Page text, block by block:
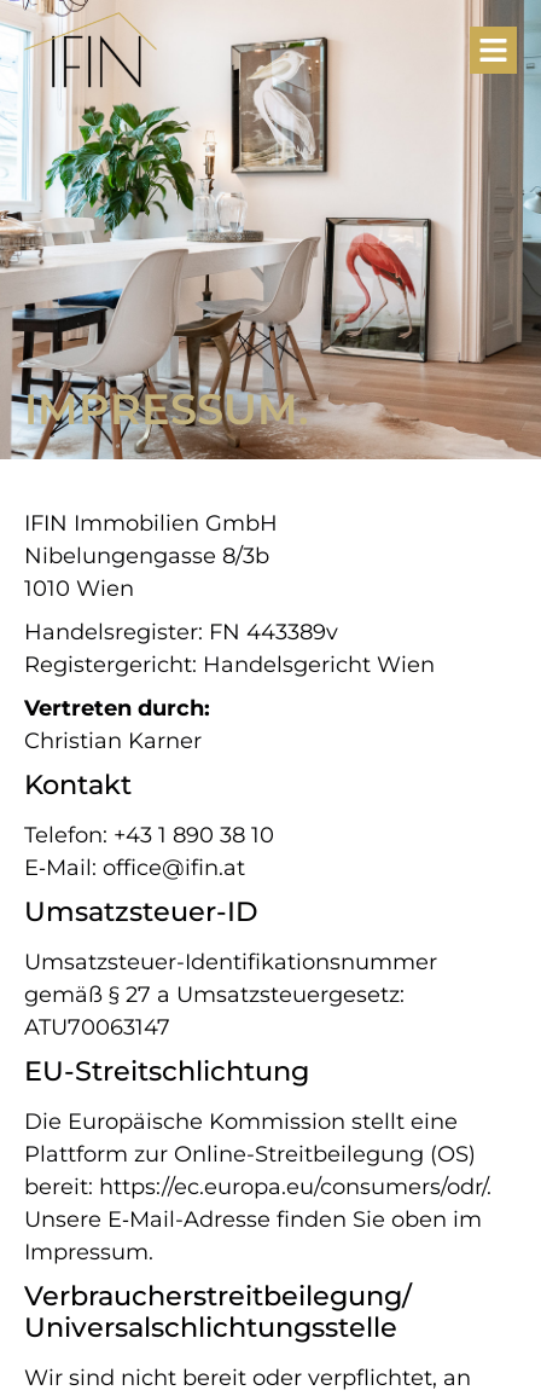
IMPRESSUM.
IFIN Immobilien GmbH
Nibelungengasse 8/​3b
1010 Wien
Handelsregister: FN 443389v
Registergericht: Handelsgericht Wien
Vertreten durch:
Christian Karner
Kontakt
Telefon: +43 1 890 38 10
E‑Mail: office@​ifin.​at
Umsatzsteuer-​ID
Umsatzsteuer-​Identifikationsnummer
gemäß § 27 a Umsatzsteuergesetz:
ATU70063147
EU-​Streitschlichtung
Die Europäische Kommission stellt eine
Plattform zur Online-​Streitbeilegung (OS)
bereit: https://​ec​.europa​.eu/​c​o​n​s​u​m​e​r​s​/​o​dr/.
Unsere E‑Mail-​Adresse finden Sie oben im
Impressum.
Verbraucher­streit­beilegung/​
Universal­schlichtungs­stelle
Wir sind nicht bereit oder verpflichtet, an